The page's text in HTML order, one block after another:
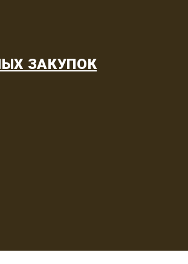
ЗАКУПОК